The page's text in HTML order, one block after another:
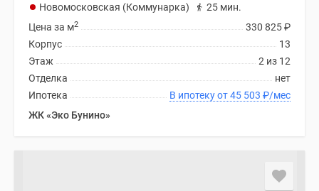
Новомосковская (Коммунарка)
25 мин.
330 825₽
Цена за м2
13
Корпус
2 из 12
Этаж
нет
Отделка
В ипотеку от 45 503 ₽/мес
Ипотека
ЖК «Эко Бунино»